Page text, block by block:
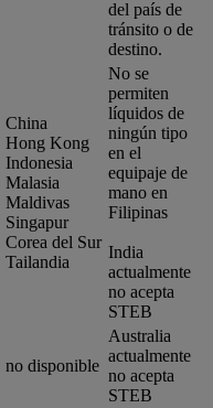
del país de
tránsito o de
destino.
China
Hong Kong
Indonesia
Malasia
Maldivas
Singapur
Corea del Sur
Tailandia
No se
permiten
líquidos de
ningún tipo
en el
equipaje de
mano en
Filipinas
India
actualmente
no acepta
STEB
no disponible
Australia
actualmente
no acepta
STEB